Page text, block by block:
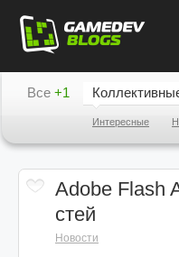
Все +1
Интересные
Adobe Flash
стей
Новости